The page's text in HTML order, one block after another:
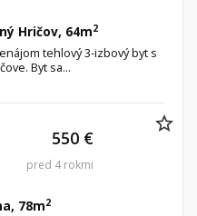
Hričov, 64m2
tehlový 3-izbový byt s
Byt sa...
78m2
550 €
pred 4 rokmi